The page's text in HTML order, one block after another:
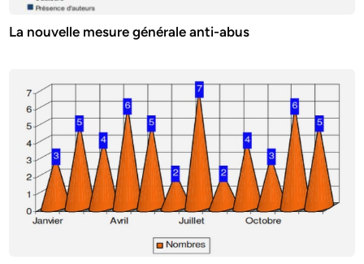
La nouvelle mesure générale anti-abus